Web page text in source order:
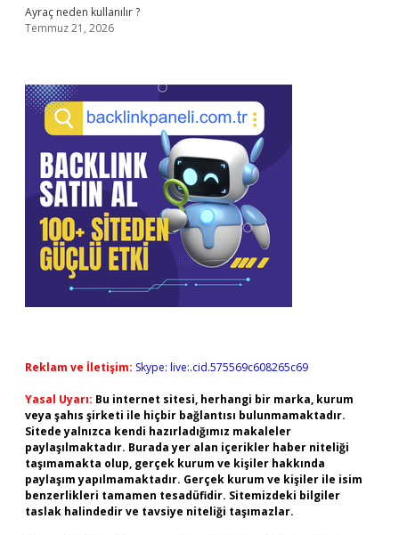
Ayraç neden kullanılır ?
Temmuz 21, 2026
Reklam ve İletişim: Skype: live:.cid.575569c608265c69
Yasal Uyarı: Bu internet sitesi, herhangi bir marka, kurum
veya şahıs şirketi ile hiçbir bağlantısı bulunmamaktadır.
Sitede yalnızca kendi hazırladığımız makaleler
paylaşılmaktadır. Burada yer alan içerikler haber niteliği
taşımamakta olup, gerçek kurum ve kişiler hakkında
paylaşım yapılmamaktadır. Gerçek kurum ve kişiler ile isim
benzerlikleri tamamen tesadüfidir. Sitemizdeki bilgiler
taslak halindedir ve tavsiye niteliği taşımazlar.